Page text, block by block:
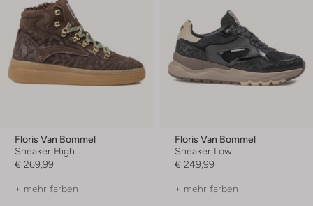
Floris Van Bommel
Sneaker High
€ 269,99
+ mehr farben
Floris Van Bommel
Sneaker Low
€ 249,99
+ mehr farben